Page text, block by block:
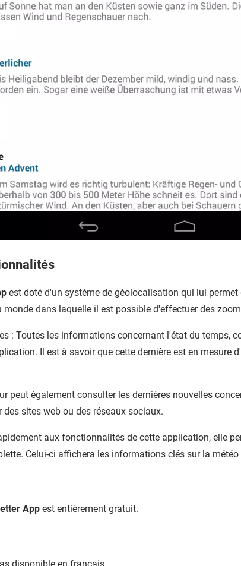
est doté d'un système de géolocalisation qui lui
dans laquelle il est possible d'effectuer des
: Toutes les informations concernant l'état du temps,
Il est à savoir que cette dernière est en mesure
peut également consulter les dernières nouvelles
sites web ou des réseaux sociaux.
aux fonctionnalités de cette application, elle
Celui-ci affichera les informations clés sur la météo
App est entièrement gratuit.
disponible en français.